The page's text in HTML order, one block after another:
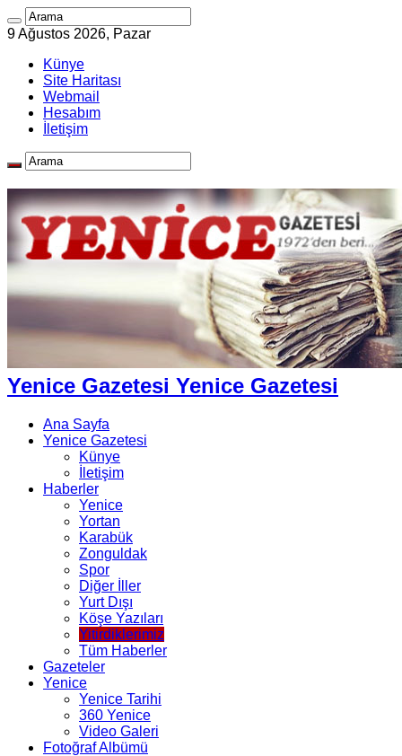
9 Ağustos 2026, Pazar
Künye
Site Haritası
Webmail
Hesabım
İletişim
Yenice Gazetesi Yenice Gazetesi
Ana Sayfa
Yenice Gazetesi
Künye
İletişim
Haberler
Yenice
Yortan
Karabük
Zonguldak
Spor
Diğer İller
Yurt Dışı
Köşe Yazıları
Yitirdiklerimiz
Tüm Haberler
Gazeteler
Yenice
Yenice Tarihi
360 Yenice
Video Galeri
Fotoğraf Albümü